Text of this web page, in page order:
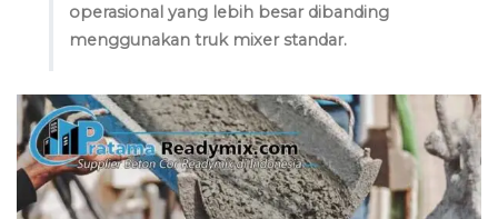
operasional yang lebih besar dibanding
menggunakan truk mixer standar.